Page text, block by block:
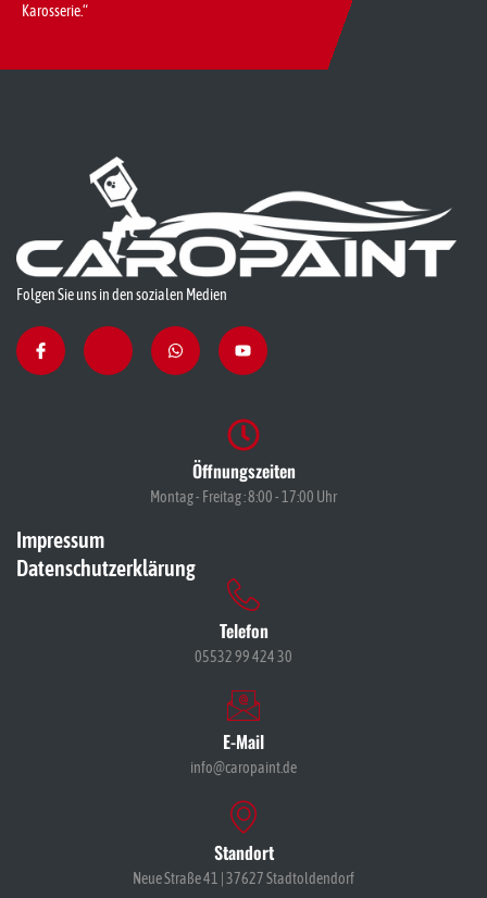
Karosserie.“
Folgen Sie uns in den sozialen Medien
Öffnungszeiten
Montag - Freitag : 8:00 - 17:00 Uhr
Impressum
Datenschutzerklärung
Telefon
05532 99 424 30
E-Mail
info@caropaint.de
Standort
Neue Straße 41 | 37627 Stadtoldendorf